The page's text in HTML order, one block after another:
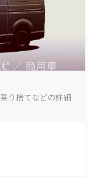
り捨てなどの詳細